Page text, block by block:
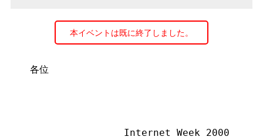
本イベントは既に終了しました。
各位
Internet Week 2000 開催説